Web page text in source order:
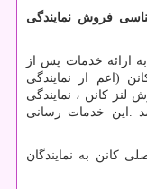
فروش نمایندگی
به ارائه خدمات پس از
(اعم از نمایندگی
کانن ، نمایندگی
. این خدمات رسانی
کانن به نمایندگان